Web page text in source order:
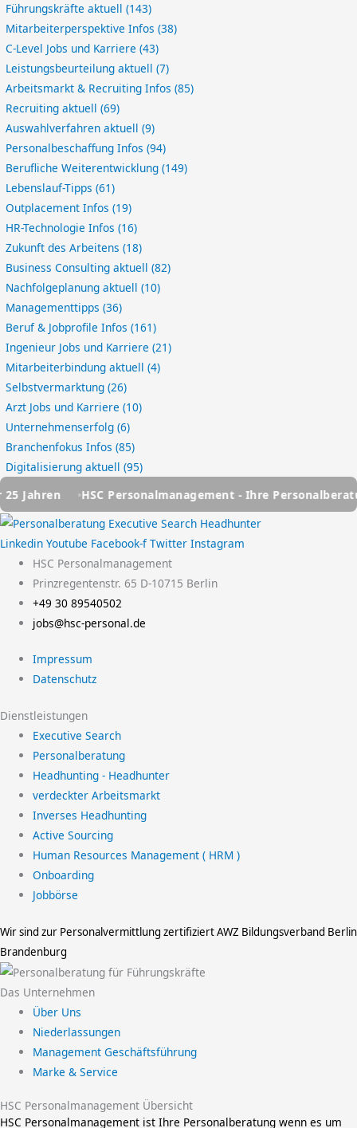
Führungskräfte aktuell(143)
Mitarbeiterperspektive Infos(38)
C-Level Jobs und Karriere(43)
Leistungsbeurteilung aktuell(7)
Arbeitsmarkt & Recruiting Infos(85)
Recruiting aktuell(69)
Auswahlverfahren aktuell(9)
Personalbeschaffung Infos(94)
Berufliche Weiterentwicklung(149)
Lebenslauf-Tipps(61)
Outplacement Infos(19)
HR-Technologie Infos(16)
Zukunft des Arbeitens(18)
Business Consulting aktuell(82)
Nachfolgeplanung aktuell(10)
Managementtipps(36)
Beruf & Jobprofile Infos(161)
Ingenieur Jobs und Karriere(21)
Mitarbeiterbindung aktuell(4)
Selbstvermarktung(26)
Arzt Jobs und Karriere(10)
Unternehmenserfolg(6)
Branchenfokus Infos(85)
Digitalisierung aktuell(95)
HSC Personalmanagement - Ihre Personalberatung
Linkedin Youtube Facebook-f Twitter Instagram
HSC Personalmanagement
Prinzregentenstr. 65 D-10715 Berlin
+49 30 89540502
jobs@hsc-personal.de
Impressum
Datenschutz
Dienstleistungen
Executive Search
Personalberatung
Headhunting - Headhunter
verdeckter Arbeitsmarkt
Inverses Headhunting
Active Sourcing
Human Resources Management ( HRM )
Onboarding
Jobbörse
Wir sind zur Personalvermittlung zertifiziertAWZ Bildungsverband Berlin
Brandenburg
Das Unternehmen
Über Uns
Niederlassungen
Management Geschäftsführung
Marke & Service
HSC Personalmanagement Übersicht
HSC Personalmanagement ist Ihre Personalberatung wenn es um